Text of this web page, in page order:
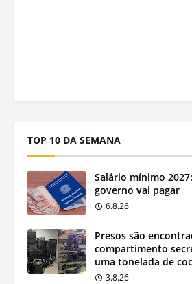
TOP 10 DA SEMANA
Salário mínimo
governo vai pagar
6.8.26
Presos são
compartimento
uma tonelada de
3.8.26